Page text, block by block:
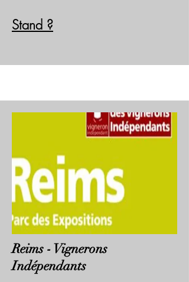
Stand ?
Reims - Vignerons
Indépendants